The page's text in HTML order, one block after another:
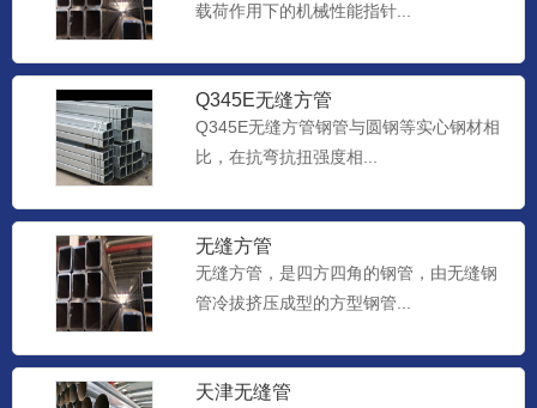
载荷作用下的机械性能指针...
Q345E无缝方管
Q345E无缝方管钢管与圆钢等实心钢材相
比，在抗弯抗扭强度相...
无缝方管
无缝方管，是四方四角的钢管，由无缝钢
管冷拔挤压成型的方型钢管...
天津无缝管